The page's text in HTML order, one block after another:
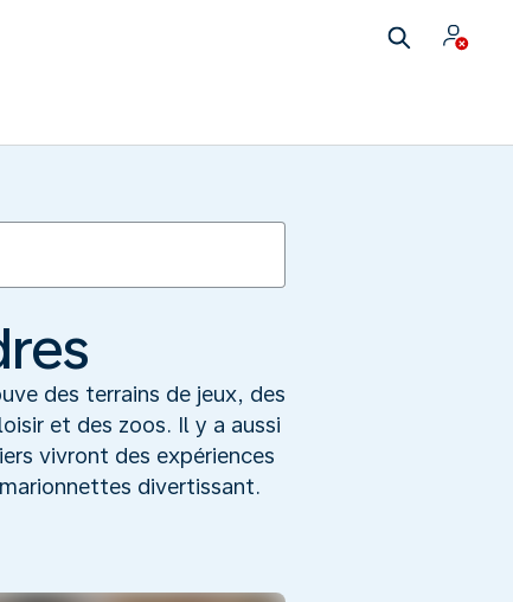
des terrains de jeux, des
et des zoos. Il y a aussi
vivront des expériences
divertissant.